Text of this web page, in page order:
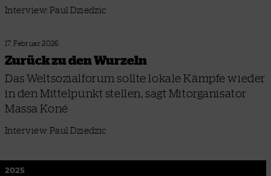
Interview: Paul Dziedzic
17. Februar 2026
Zurück zu den Wurzeln
Das Weltsozialforum sollte lokale Kämpfe wieder
in den Mittelpunkt stellen, sagt Mitorganisator
Massa Koné
Interview: Paul Dziedzic
2025